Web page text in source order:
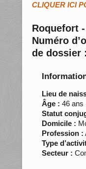
CLIQUER ICI
Roquefort
Numéro
de dossier
Lieu de
Âge : 46 ans
Statut
Domicile :
Profession :
Type
Secteur :